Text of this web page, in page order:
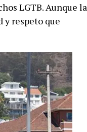
LGTB. Aunque la
y respeto que